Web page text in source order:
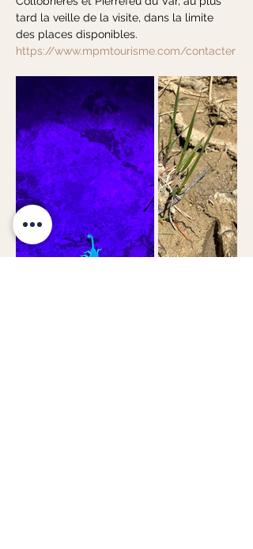
tard la veille de la visite, dans la limite
des places disponibles.
https://www.mpmtourisme.com/contacter